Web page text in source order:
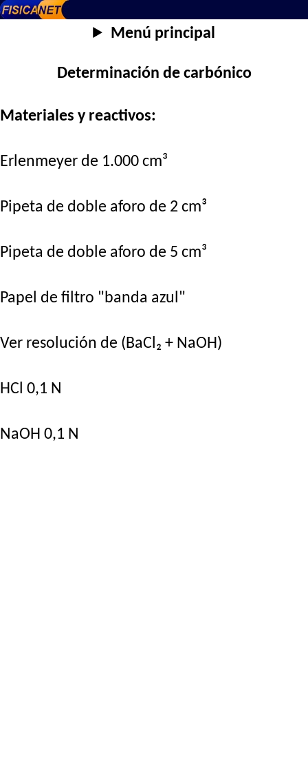
Menú principal
Determinación de carbónico
Materiales y reactivos:
Erlenmeyer de 1.000 cm³
Pipeta de doble aforo de 2 cm³
Pipeta de doble aforo de 5 cm³
Papel de filtro "banda azul"
Ver resolución de (BaCl₂ + NaOH)
HCl 0,1 N
NaOH 0,1 N